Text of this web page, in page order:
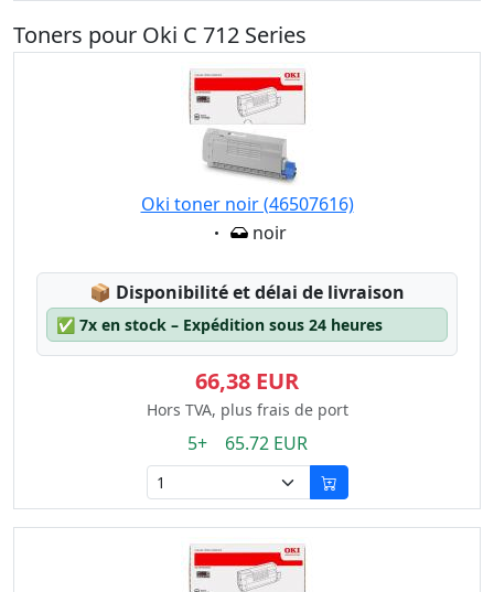
Toners pour Oki C 712 Series
Oki toner noir (46507616)
Eigenschaft:
noir
📦 Lagerstatus:
Disponibilité et délai de livraison
✅ 7x en stock – Expédition sous 24 heures
66,38 EUR
Hors TVA, plus frais de port
5+ 65.72 EUR